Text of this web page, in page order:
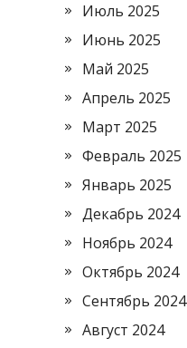
Июль 2025
Июнь 2025
Май 2025
Апрель 2025
Март 2025
Февраль 2025
Январь 2025
Декабрь 2024
Ноябрь 2024
Октябрь 2024
Сентябрь 2024
Август 2024